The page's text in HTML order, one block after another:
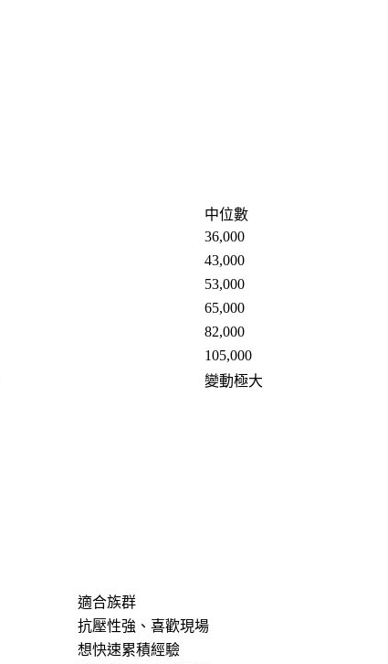
中位數
36,000
43,000
53,000
65,000
82,000
105,000
變動極大
適合族群
抗壓性強、喜歡現場
想快速累積經驗